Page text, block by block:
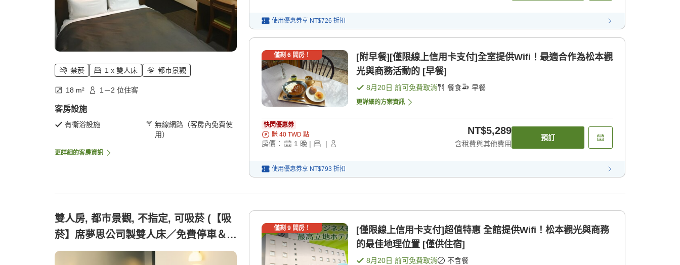
禁菸 1 x 雙人床 都市景觀
18 m² 1－2 位住客
客房設施
有衛浴設施
無線網路（客房內免費使
用）
更詳細的客房資訊
使用優惠券享 NT$726 折扣
僅剩 6間房！
[附早餐][僅限線上信用卡支付]全室提供Wifi！最適合作為松本觀
光與商務活動的 [早餐]
8月20日 前可免費取消 餐食 早餐
更詳細的方案資訊
快閃優惠券
賺 40 TWD 點
房價： 1 晚 | |
NT$5,289
含稅費與其他費用
預訂
使用優惠券享 NT$793 折扣
雙人房, 都市景觀, 不指定, 可吸菸 (【吸
菸】席夢思公司製雙人床／免費停車＆免
費Wi-Fi)
僅剩 9間房！
[僅限線上信用卡支付]超值特惠 全館提供Wifi！松本觀光與商務
的最佳地理位置 [僅供住宿]
8月20日 前可免費取消 不含餐